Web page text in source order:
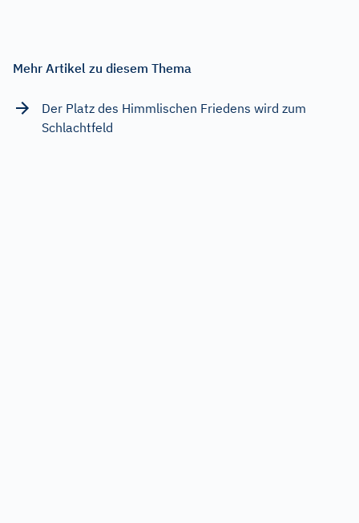
Mehr Artikel zu diesem Thema
Der Platz des Himmlischen Friedens wird zum
Schlachtfeld